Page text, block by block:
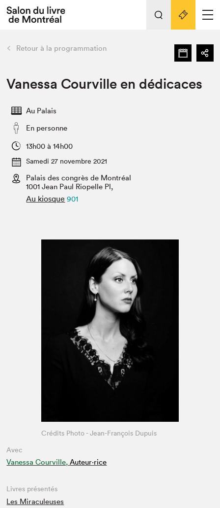
Espace médias
Espace exposant⋅e⋅s
Tout sur l'édition 2022
Actualités
Vidéos et Balados
Club de lecture Braindate
retour Nos activités
Édition 2022
Planifier sa visite
Projets partenaires 2022
Archives
Liens pratiques
Retour à la programmation
Vanessa Courville en dédicaces
Au Palais
En personne
13h00 à 14h00
Samedi 27 novembre 2021
Palais des congrès de Montréal
1001 Jean Paul Riopelle Pl,
Au kiosque 901
Avec
Vanessa Courville, Auteur·rice
Crédits Photo - Jean-François Dupuis
Livres présentés
Les Miraculeuses